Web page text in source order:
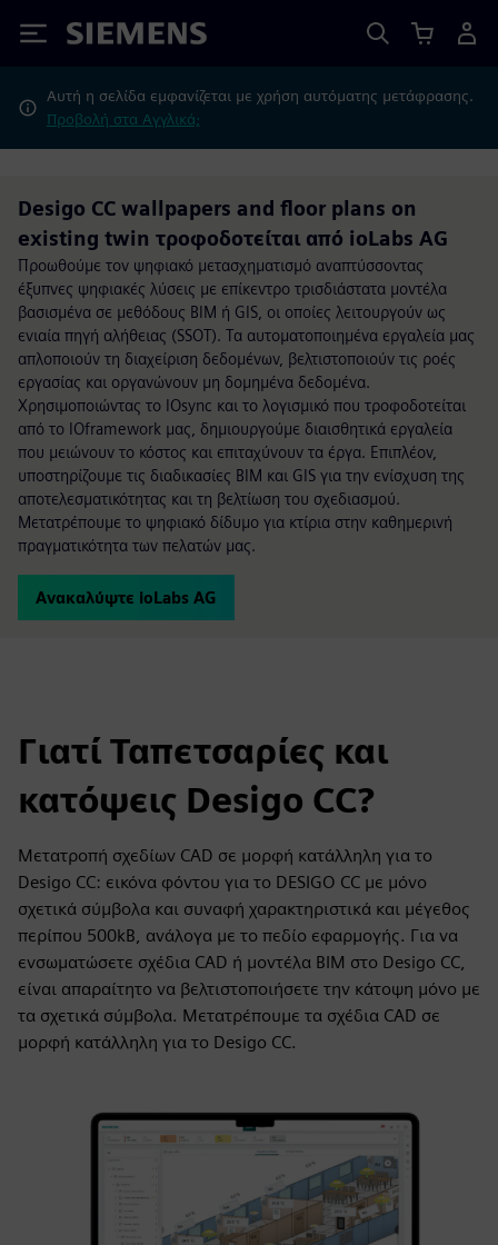
Siemens
Αυτή η σελίδα εμφανίζεται με χρήση αυτόματης μετάφρασης.
Προβολή στα Αγγλικά;
Desigo CC wallpapers and floor plans on
existing twin τροφοδοτείται από ioLabs AG
Προωθούμε τον ψηφιακό μετασχηματισμό αναπτύσσοντας
έξυπνες ψηφιακές λύσεις με επίκεντρο τρισδιάστατα μοντέλα
βασισμένα σε μεθόδους BIM ή GIS, οι οποίες λειτουργούν ως
ενιαία πηγή αλήθειας (SSOT). Τα αυτοματοποιημένα εργαλεία μας
απλοποιούν τη διαχείριση δεδομένων, βελτιστοποιούν τις ροές
εργασίας και οργανώνουν μη δομημένα δεδομένα.
Χρησιμοποιώντας το IOsync και το λογισμικό που τροφοδοτείται
από το IOframework μας, δημιουργούμε διαισθητικά εργαλεία
που μειώνουν το κόστος και επιταχύνουν τα έργα. Επιπλέον,
υποστηρίζουμε τις διαδικασίες BIM και GIS για την ενίσχυση της
αποτελεσματικότητας και τη βελτίωση του σχεδιασμού.
Μετατρέπουμε το ψηφιακό δίδυμο για κτίρια στην καθημερινή
πραγματικότητα των πελατών μας.
Ανακαλύψτε ioLabs AG
Γιατί Ταπετσαρίες και
κατόψεις Desigo CC?
Μετατροπή σχεδίων CAD σε μορφή κατάλληλη για το
Desigo CC: εικόνα φόντου για το DESIGO CC με μόνο
σχετικά σύμβολα και συναφή χαρακτηριστικά και μέγεθος
περίπου 500kB, ανάλογα με το πεδίο εφαρμογής. Για να
ενσωματώσετε σχέδια CAD ή μοντέλα BIM στο Desigo CC,
είναι απαραίτητο να βελτιστοποιήσετε την κάτοψη μόνο με
τα σχετικά σύμβολα. Μετατρέπουμε τα σχέδια CAD σε
μορφή κατάλληλη για το Desigo CC.